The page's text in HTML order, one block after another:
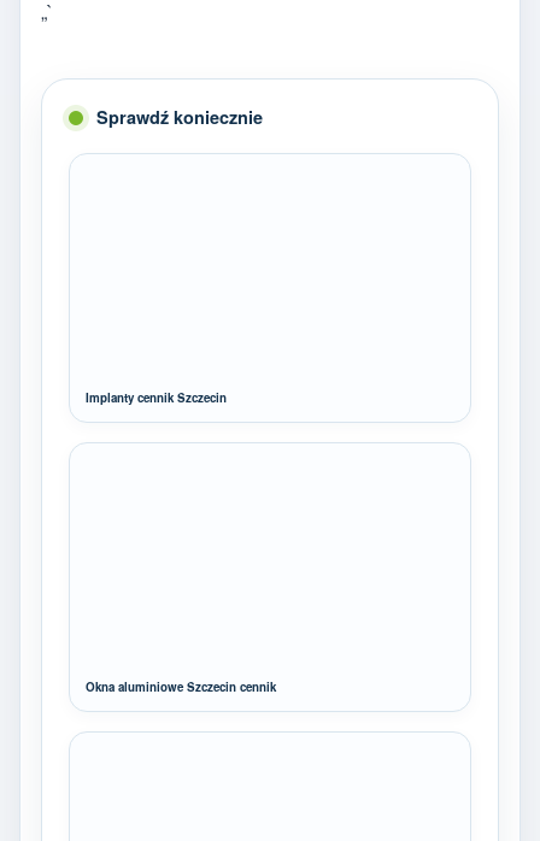
„`
Sprawdź koniecznie
Implanty cennik Szczecin
Okna aluminiowe Szczecin cennik